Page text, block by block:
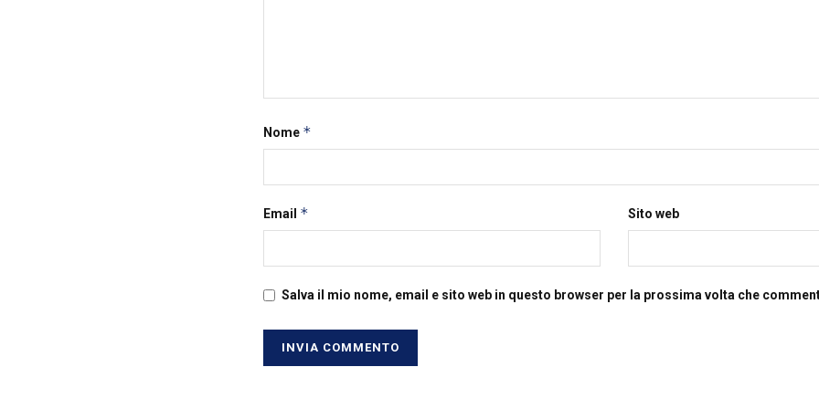
Nome *
Email * Sito web
Salva il mio nome, email e sito web in questo browser per la prossima volta che